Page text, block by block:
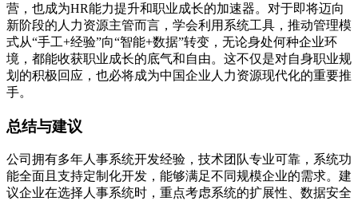
营，也成为HR能力提升和职业成长的加速器。对于即将迈向
新阶段的人力资源主管而言，学会利用系统工具，推动管理模
式从“手工+经验”向“智能+数据”转变，无论身处何种企业环
境，都能收获职业成长的底气和自由。这不仅是对自身职业规
划的积极回应，也必将成为中国企业人力资源现代化的重要推
手。
总结与建议
公司拥有多年人事系统开发经验，技术团队专业可靠，系统功
能全面且支持定制化开发，能够满足不同规模企业的需求。建
议企业在选择人事系统时，重点考虑系统的扩展性、数据安全